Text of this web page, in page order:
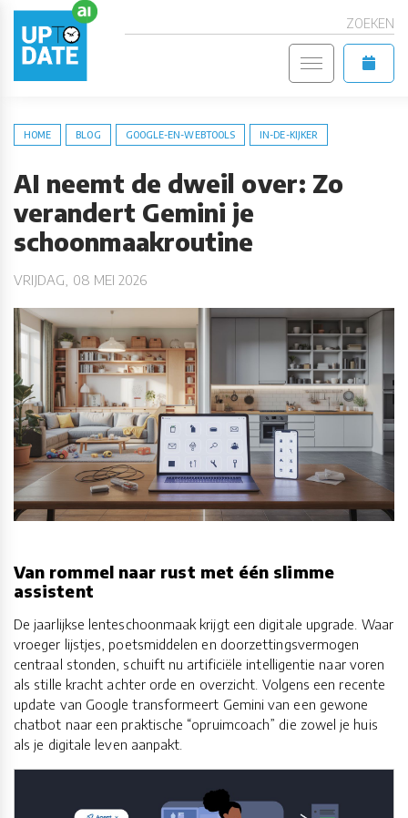
ZOEKEN
HOME BLOG GOOGLE-EN-WEBTOOLS IN-DE-KIJKER
AI neemt de dweil over: Zo
verandert Gemini je
schoonmaakroutine
VRIJDAG, 08 MEI 2026
Van rommel naar rust met één slimme
assistent
De jaarlijkse lenteschoonmaak krijgt een digitale upgrade. Waar
vroeger lijstjes, poetsmiddelen en doorzettingsvermogen
centraal stonden, schuift nu artificiële intelligentie naar voren
als stille kracht achter orde en overzicht. Volgens een recente
update van Google transformeert Gemini van een gewone
chatbot naar een praktische “opruimcoach” die zowel je huis
als je digitale leven aanpakt.